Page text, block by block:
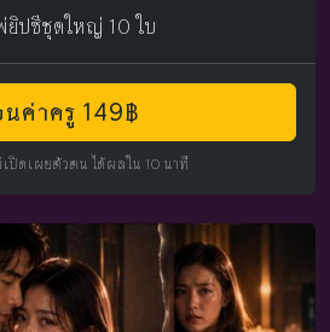
ยิปซีชุดใหญ่ 10 ใบ
นค่าครู 149฿
ปิดเผยตัวตน ได้ผลใน 10 นาที